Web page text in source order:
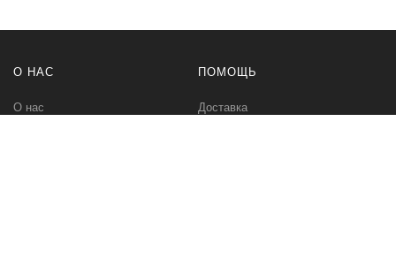
О НАС
О нас
ПОМОЩЬ
Доставка